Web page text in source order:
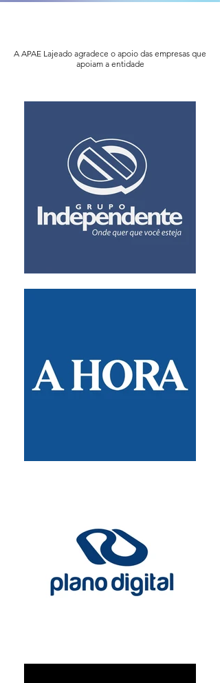
A APAE Lajeado agradece o apoio das empresas que
apoiam a entidade